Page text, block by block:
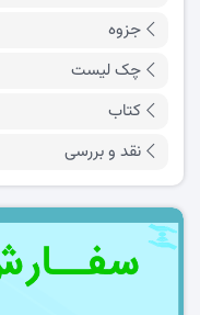
جزوه
چک لیست
کتاب
نقد و بررسی